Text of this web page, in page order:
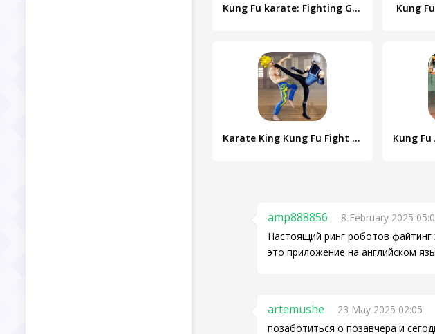
Kung Fu karate: Fighting Games Kung
Karate King Kung Fu Fight Game
amp888856
8 February 2025
Настоящий ринг роботов
это приложение на английском
artemushe
23 May 2025 02:05
позаботиться о позавчера и